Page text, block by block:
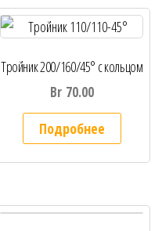
Тройник 200/160/45° с кольцом
Br 70.00
Подробнее